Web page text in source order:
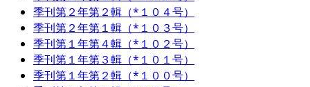
季刊第２年第２輯（*１０４号）
季刊第２年第１輯（*１０３号）
季刊第１年第４輯（*１０２号）
季刊第１年第３輯（*１０１号）
季刊第１年第２輯（*１００号）